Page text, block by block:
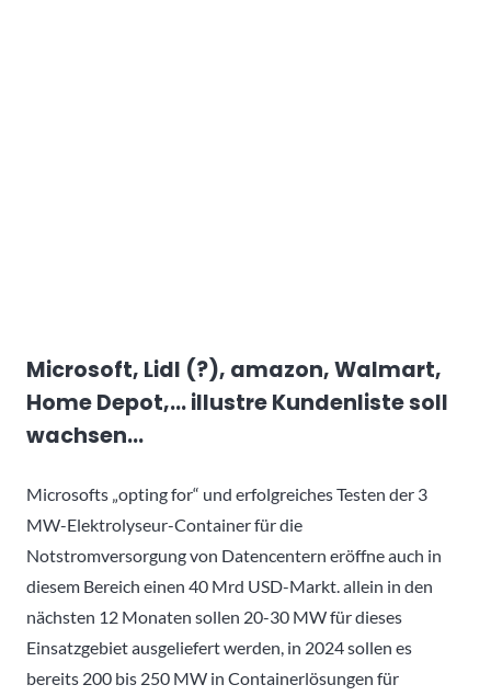
Microsoft, Lidl (?), amazon, Walmart,
Home Depot,… illustre Kundenliste soll
wachsen…
Microsofts „opting for“ und erfolgreiches Testen der 3
MW-Elektrolyseur-Container für die
Notstromversorgung von Datencentern eröffne auch in
diesem Bereich einen 40 Mrd USD-Markt. allein in den
nächsten 12 Monaten sollen 20-30 MW für dieses
Einsatzgebiet ausgeliefert werden, in 2024 sollen es
bereits 200 bis 250 MW in Containerlösungen für